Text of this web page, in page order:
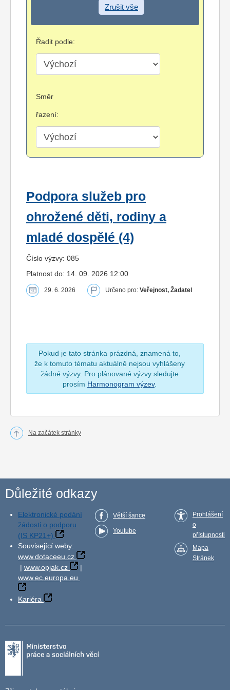
Zrušit vše
Řadit podle:
Směr
řazení:
Podpora služeb pro
ohrožené děti, rodiny a
mladé dospělé (4)
Číslo výzvy: 085
Platnost do: 14. 09. 2026 12:00
29. 6. 2026 Určeno pro: Veřejnost, Žadatel
Pokud je tato stránka prázdná, znamená to,
že k tomuto tématu aktuálně nejsou vyhlášeny
žádné výzvy. Pro plánované výzvy sledujte
prosím Harmonogram výzev.
Na začátek stránky
Důležité odkazy
Elektronické podání
žádosti o podporu
(IS KP21+)
Související weby:
www.dotaceeu.cz
| www.opjak.cz
|
www.ec.europa.eu
Kariéra
Větší šance
Youtube
Prohlášení
o
přístupnosti
Mapa
Stránek